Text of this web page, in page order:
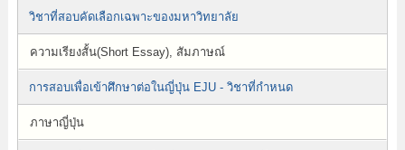
วิชาที่สอบคัดเลือกเฉพาะของมหาวิทยาลัย
ความเรียงสั้น(Short Essay), สัมภาษณ์
การสอบเพื่อเข้าศึกษาต่อในญี่ปุ่น EJU - วิชาที่กำหนด
ภาษาญี่ปุ่น